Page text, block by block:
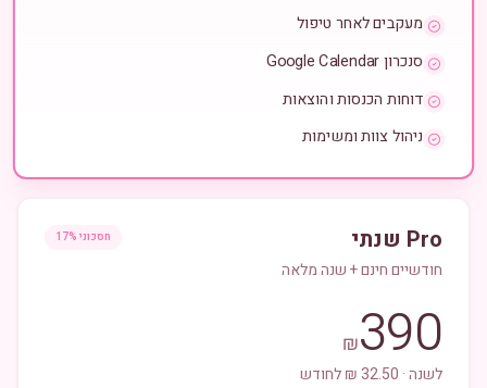
מעקבים לאחר טיפול
סנכרון Google Calendar
דוחות הכנסות והוצאות
ניהול צוות ומשימות
Pro שנתי חסכוני 17%
חודשיים חינם + שנה מלאה
390
₪
לשנה · 32.50 ₪ לחודש